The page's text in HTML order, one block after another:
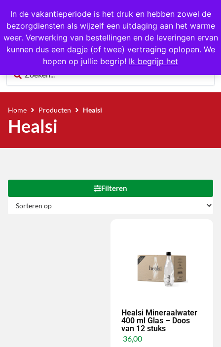
In de vakantieperiode is het druk en hebben zowel de
bezorgdiensten als wijzelf een uitdaging aan het warme
weer. Verwerking van bestellingen en de leveringen ervan
kunnen dus een dagje (of twee) vertraging oplopen. We
hopen op jullie begrip! Ik begrijp het
0
Home Producten Healsi
Healsi
Filteren
Healsi Mineraalwater
400 ml Glas – Doos
van 12 stuks
36,00